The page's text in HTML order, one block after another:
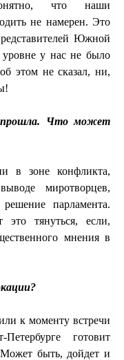
что наши
не намерен. Это
Южной
у нас не было
этом не сказал, ни,
прошла. Что может
в зоне конфликта,
миротворцев,
парламента.
тянуться, если,
мнения в
к моменту встречи
готовит
быть, дойдет и